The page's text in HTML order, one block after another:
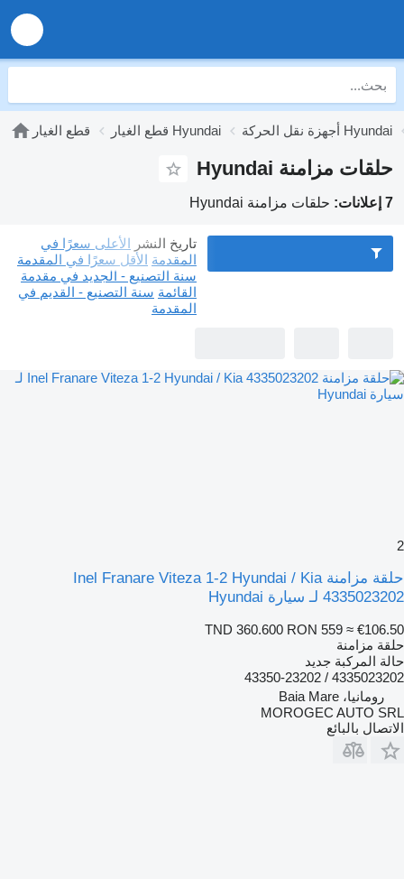
قطع الغيار قطع الغيار Hyundai أجهزة نقل الحركة Hyundai
حلقات مزامنة Hyundai
7 إعلانات: حلقات مزامنة Hyundai
تاريخ النشر الأعلى سعرًا في
المقدمة الأقل سعرًا في المقدمة
سنة التصنيع - الجديد في مقدمة
القائمة سنة التصنيع - القديم في
المقدمة
2
حلقة مزامنة Inel Franare Viteza 1-2 Hyundai / Kia
4335023202 لـ سيارة Hyundai
TND 360.600 RON 559 ≈ €106.50
حلقة مزامنة
حالة المركبة جديد
4335023202 / 43350-23202
رومانيا، Baia Mare
MOROGEC AUTO SRL
الاتصال بالبائع